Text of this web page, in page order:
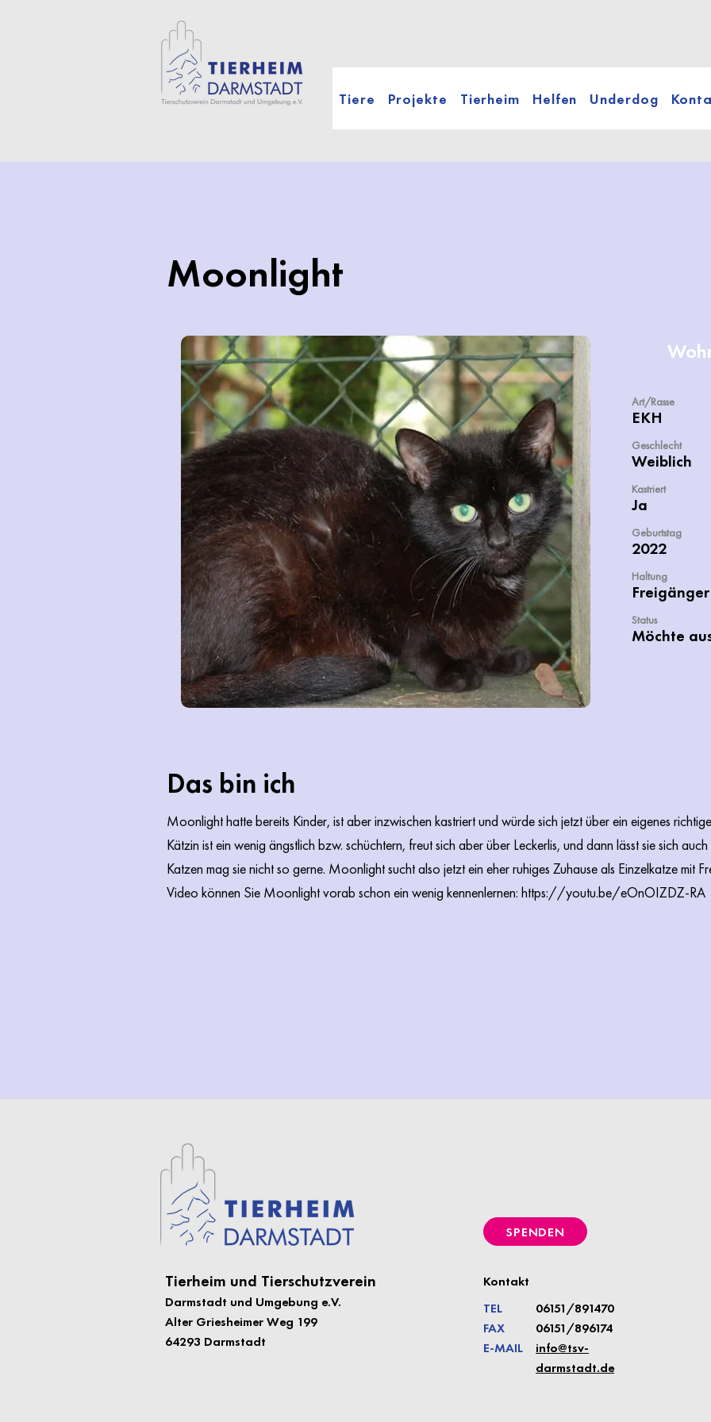
Tiere Projekte Tierheim Helfen Underdog
Moonlight
EKH
Art/Rasse
Weiblich
Geschlecht
Ja
Kastriert
2022
Geburtstag
Freigänger
Haltung
Status
Möchte
Das bin ich
Moonlight hatte bereits Kinder, ist aber inzwischen kastriert und würde sich jetzt über ein eigenes
Kätzin ist ein wenig ängstlich bzw. schüchtern, freut sich aber über Leckerlis, und dann lässt sie sich
Katzen mag sie nicht so gerne. Moonlight sucht also jetzt ein eher ruhiges Zuhause als Einzelkatze mit
Video können Sie Moonlight vorab schon ein wenig kennenlernen: https://youtu.be/eOnOIZDZ-RA
Tierheim und Tierschutzverein
Darmstadt und Umgebung e.V.
Alter Griesheimer Weg 199
64293 Darmstadt
SPENDEN
Kontakt
TEL
FAX
E-MAIL
06151/891470
06151/896174
info@tsv-
darmstadt.de